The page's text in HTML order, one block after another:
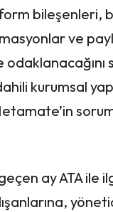
bileşenleri,
ve
kurumsal
ay ATA ile